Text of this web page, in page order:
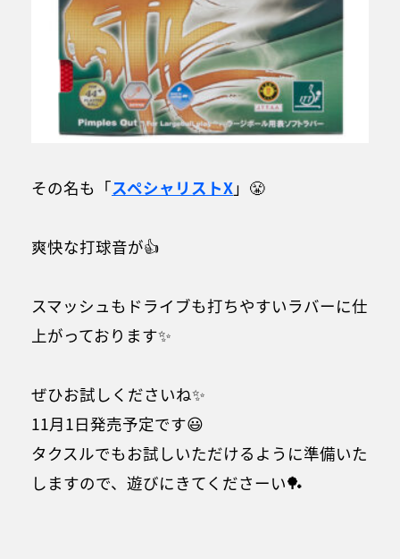
その名も「スペシャリストX」😤
爽快な打球音が👍
スマッシュもドライブも打ちやすいラバーに仕
上がっております✨
ぜひお試しくださいね✨
11月1日発売予定です😃
タクスルでもお試しいただけるように準備いた
しますので、遊びにきてくださーい🏓